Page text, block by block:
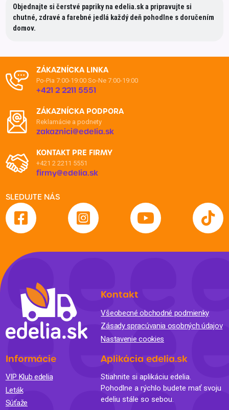
Objednajte si čerstvé papriky na edelia.sk a pripravujte si
chutné, zdravé a farebné jedlá každý deň pohodlne s doručením
domov.
ZÁKAZNÍCKA LINKA
Po-Pia 7:00-19:00 So-Ne 7:00-19:00
+421 2 2211 5551
ZÁKAZNÍCKA PODPORA
Reklamácie a podnety
zakaznici@edelia.sk
KONTAKT PRE FIRMY
+421 2 2211 5551
firmy@edelia.sk
SLEDUJTE NÁS
Kontakt
Všeobecné obchodné podmienky
Zásady spracúvania osobných údajov
Nastavenie cookies
Informácie
VIP Klub edelia
Leták
Súťaže
Aplikácia edelia.sk
Stiahnite si aplikáciu edelia.
Pohodlne a rýchlo budete mať svoju
edeliu stále so sebou.